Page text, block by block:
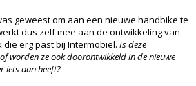
geweest om aan een nieuwe handbike te
dus zelf mee aan de ontwikkeling van
erg past bij Intermobiel. Is deze
worden ze ook doorontwikkeld in de nieuwe
iets aan heeft?